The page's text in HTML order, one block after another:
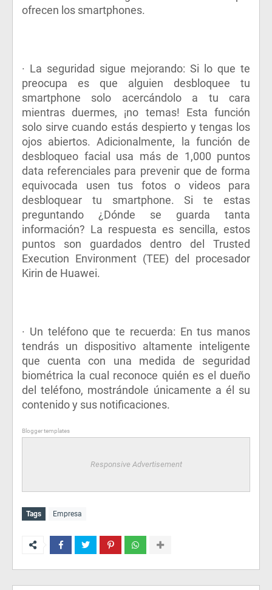
ofrecen los smartphones.
· La seguridad sigue mejorando: Si lo que te
preocupa es que alguien desbloquee tu
smartphone solo acercándolo a tu cara
mientras duermes, ¡no temas! Esta función
solo sirve cuando estás despierto y tengas los
ojos abiertos. Adicionalmente, la función de
desbloqueo facial usa más de 1,000 puntos
data referenciales para prevenir que de forma
equivocada usen tus fotos o videos para
desbloquear tu smartphone. Si te estas
preguntando ¿Dónde se guarda tanta
información? La respuesta es sencilla, estos
puntos son guardados dentro del Trusted
Execution Environment (TEE) del procesador
Kirin de Huawei.
· Un teléfono que te recuerda: En tus manos
tendrás un dispositivo altamente inteligente
que cuenta con una medida de seguridad
biométrica la cual reconoce quién es el dueño
del teléfono, mostrándole únicamente a él su
contenido y sus notificaciones.
Blogger templates
Responsive Advertisement
Tags Empresa